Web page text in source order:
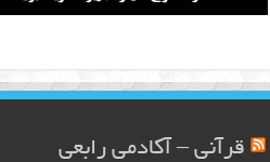
قرآنی – آکادمی رابعی